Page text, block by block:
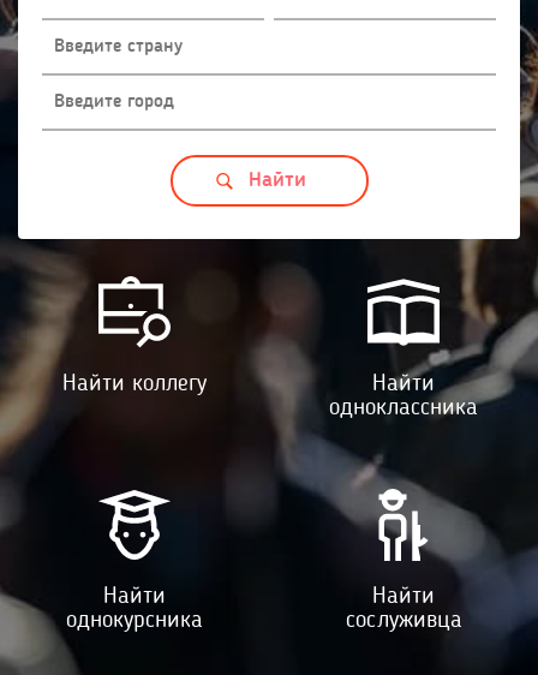
Найти коллегу
Найти
одноклассника
Найти
однокурсника
Найти
сослуживца